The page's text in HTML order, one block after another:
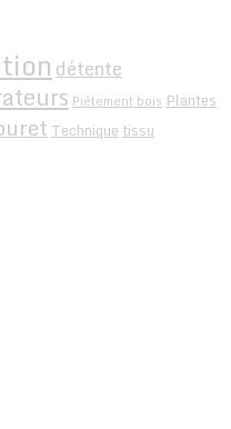
détente
Piétement bois Plantes
Technique tissu